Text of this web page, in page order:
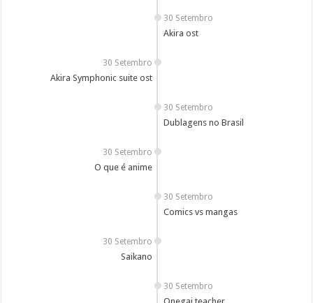
30 Setembro
Akira ost
30 Setembro
Akira Symphonic suite ost
30 Setembro
Dublagens no Brasil
30 Setembro
O que é anime
30 Setembro
Comics vs mangas
30 Setembro
Saikano
30 Setembro